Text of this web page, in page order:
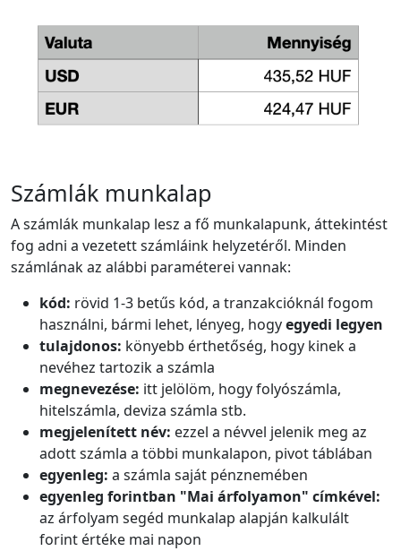
Számlák munkalap
A számlák munkalap lesz a fő munkalapunk, áttekintést
fog adni a vezetett számláink helyzetéről. Minden
számlának az alábbi paraméterei vannak:
kód: rövid 1-3 betűs kód, a tranzakcióknál fogom
használni, bármi lehet, lényeg, hogyegyedi legyen
tulajdonos: könyebb érthetőség, hogy kinek a
nevéhez tartozik a számla
megnevezése: itt jelölöm, hogy folyószámla,
hitelszámla, deviza számla stb.
megjelenített név: ezzel a névvel jelenik meg az
adott számla a többi munkalapon, pivot táblában
egyenleg: a számla saját pénznemében
egyenleg forintban "Mai árfolyamon" címkével:
az árfolyam segéd munkalap alapján kalkulált
forint értéke mai napon